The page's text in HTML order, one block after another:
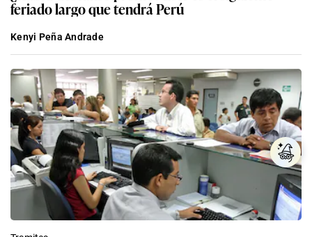
feriado largo que tendrá Perú
Kenyi Peña Andrade